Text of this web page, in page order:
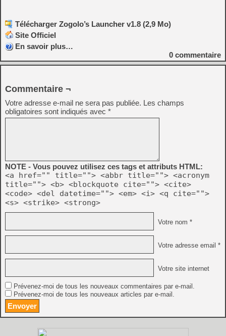
Télécharger Zogolo’s Launcher v1.8 (2,9 Mo)
Site Officiel
En savoir plus…
0 commentaire
Commentaire ¬
Votre adresse e-mail ne sera pas publiée. Les champs
obligatoires sont indiqués avec *
NOTE - Vous pouvez utilisez ces tags et attributs HTML:
<a href="" title=""> <abbr title=""> <acronym
title=""> <b> <blockquote cite=""> <cite>
<code> <del datetime=""> <em> <i> <q cite="">
<s> <strike> <strong>
Votre nom *
Votre adresse email *
Votre site internet
Prévenez-moi de tous les nouveaux commentaires par e-mail.
Prévenez-moi de tous les nouveaux articles par e-mail.